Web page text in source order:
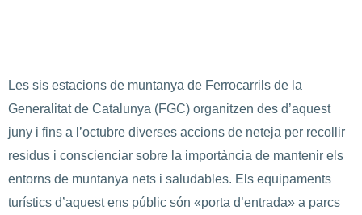
Les sis estacions de muntanya de Ferrocarrils de la
Generalitat de Catalunya (FGC) organitzen des d’aquest
juny i fins a l’octubre diverses accions de neteja per recollir
residus i conscienciar sobre la importància de mantenir els
entorns de muntanya nets i saludables. Els equipaments
turístics d’aquest ens públic són «porta d’entrada» a parcs